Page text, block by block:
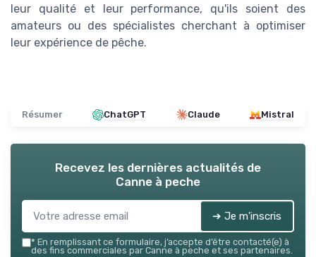
leur qualité et leur performance, qu'ils soient des
amateurs ou des spécialistes cherchant à optimiser
leur expérience de pêche.
Résumer ChatGPT Claude Mistral
Recevez les dernières actualités de
Canne à peche
➔ Je m'inscris
* En remplissant ce formulaire, j’accepte d’être contacté(e) à
des fins commerciales par Canne à peche et ses partenaires.